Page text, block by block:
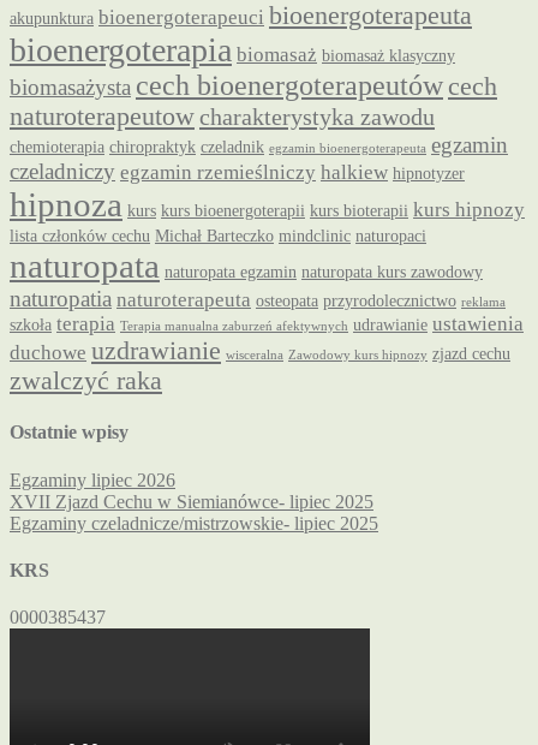
akupunktura bioenergoterapeuci bioenergoterapeuta
bioenergoterapia biomasaż biomasaż klasyczny
biomasażysta cech bioenergoterapeutów cech
naturoterapeutowcharakterystyka zawodu
chemioterapia chiropraktyk czeladnik egzamin bioenergoterapeuta egzamin
czeladniczy egzamin rzemieślniczy halkiew hipnotyzer
hipnoza kurs kurs bioenergoterapii kurs bioterapii kurs hipnozy
lista członków cechu Michał Barteczko mindclinic naturopaci
naturopata naturopata egzamin naturopata kurs zawodowy
naturopatia naturoterapeuta osteopata przyrodolecznictwo reklama
szkoła terapia Terapia manualna zaburzeń afektywnych udrawianie ustawienia
duchowe uzdrawianie wisceralna Zawodowy kurs hipnozy zjazd cechu
zwalczyć raka
Ostatnie wpisy
Egzaminy lipiec 2026
XVII Zjazd Cechu w Siemianówce- lipiec 2025
Egzaminy czeladnicze/mistrzowskie- lipiec 2025
KRS
0000385437